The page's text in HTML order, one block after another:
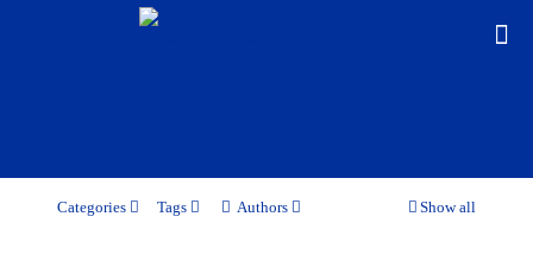
Categories Tags Authors Show all